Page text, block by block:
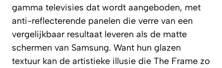
gamma televisies dat wordt aangeboden, met
anti-reflecterende panelen die verre van een
vergelijkbaar resultaat leveren als de matte
schermen van Samsung. Want hun glazen
textuur kan de artistieke illusie die The Frame zo